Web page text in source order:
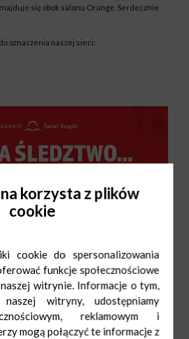
się obok salonu Orange. Serdecznie
oznaczenia naszej sieci:
korzysta z plików
cookie
cookie do spersonalizowania
funkcje społecznościowe
witrynie. Informacje o tym,
witryny, udostępniamy
reklamowym i
mogą połączyć te informacje z